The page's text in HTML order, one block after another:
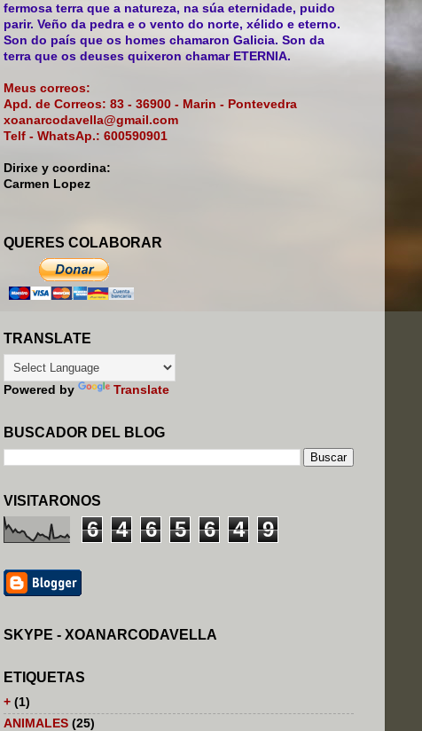
fermosa terra que a natureza, na súa eternidade, puido
parir. Veño da pedra e o vento do norte, xélido e eterno.
Son do país que os homes chamaron Galicia. Son da
terra que os deuses quixeron chamar ETERNIA.
Meus correos:
Apd. de Correos: 83 - 36900 - Marin - Pontevedra
xoanarcodavella@gmail.com
Telf - WhatsAp.: 600590901
Dirixe y coordina:
Carmen Lopez
QUERES COLABORAR
TRANSLATE
Powered by Translate
BUSCADOR DEL BLOG
VISITARONOS
6 4 6 5 6 4 9
SKYPE - XOANARCODAVELLA
ETIQUETAS
+ (1)
ANIMALES (25)